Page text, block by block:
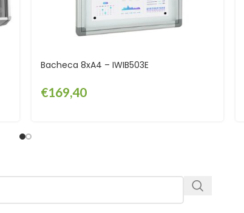
Bacheca 8xA4 – IWIB503E
€169,40